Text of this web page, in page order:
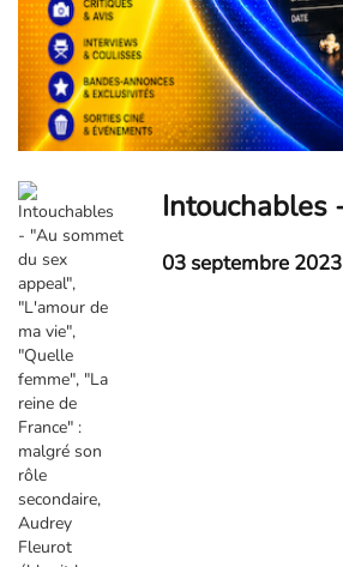
03 septembre 2023